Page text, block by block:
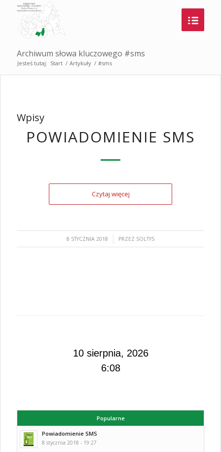
Archiwum słowa kluczowego #sms
Jesteś tutaj: Start / Artykuły / #sms
Wpisy
POWIADOMIENIE SMS
Czytaj więcej
8 STYCZNIA 2018
/ PRZEZ SOLTYS
10 sierpnia, 2026
6:08
Popularne
Powiadomienie SMS
8 stycznia 2018 - 19:27